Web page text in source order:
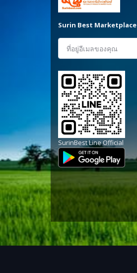
Surin Best Marketplace
SurinBest Line Official